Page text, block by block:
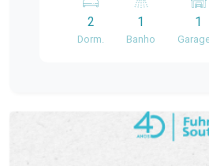
bem iluminados e arejados,
conforto e bem-estar para
estar em um local com uma
Cozinha e sala integrada,
convivência em família ou com
2
Dorm.
1
Banho
1